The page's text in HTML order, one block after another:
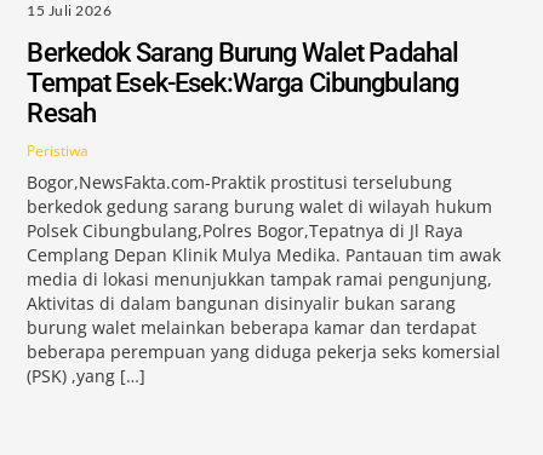
15 Juli 2026
Berkedok Sarang Burung Walet Padahal
Tempat Esek-Esek:Warga Cibungbulang
Resah
Peristiwa
Bogor,NewsFakta.com-Praktik prostitusi terselubung
berkedok gedung sarang burung walet di wilayah hukum
Polsek Cibungbulang,Polres Bogor,Tepatnya di Jl Raya
Cemplang Depan Klinik Mulya Medika. Pantauan tim awak
media di lokasi menunjukkan tampak ramai pengunjung,
Aktivitas di dalam bangunan disinyalir bukan sarang
burung walet melainkan beberapa kamar dan terdapat
beberapa perempuan yang diduga pekerja seks komersial
(PSK) ,yang […]